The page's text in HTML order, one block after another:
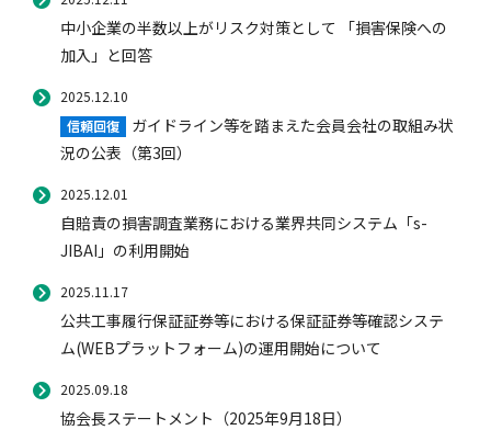
中小企業の半数以上がリスク対策として 「損害保険への
加入」と回答
2025.12.10
信頼回復
ガイドライン等を踏まえた会員会社の取組み状
況の公表（第3回）
2025.12.01
自賠責の損害調査業務における業界共同システム「s-
JIBAI」の利用開始
2025.11.17
公共工事履行保証証券等における保証証券等確認システ
ム(WEBプラットフォーム)の運用開始について
2025.09.18
協会長ステートメント（2025年9月18日）